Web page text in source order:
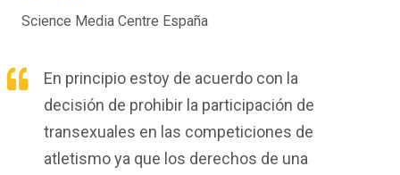
Science Media Centre España
En principio estoy de acuerdo con la
decisión de prohibir la participación de
transexuales en las competiciones de
atletismo ya que los derechos de una